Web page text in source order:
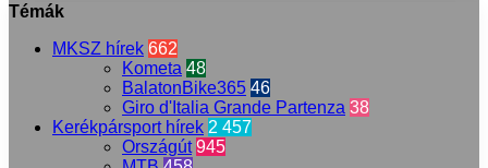
Témák
MKSZ hírek 662
Kometa 48
BalatonBike365 46
Giro d'Italia Grande Partenza 38
Kerékpársport hírek 2 457
Országút 945